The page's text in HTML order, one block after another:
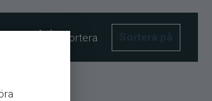
Sortera